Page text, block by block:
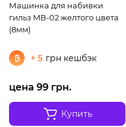
Машинка для набивки
гильз MB-02 желтого цвета
(8мм)
+ 5 грн кешбэк
цена 99 грн.
Купить